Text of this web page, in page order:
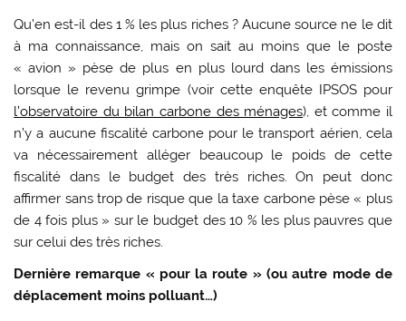
Qu’en est-il des 1 % les plus riches ? Aucune source ne le dit
à ma connaissance, mais on sait au moins que le poste
« avion » pèse de plus en plus lourd dans les émissions
lorsque le revenu grimpe (voir cette enquête IPSOS pour
l’observatoire du bilan carbone des ménages), et comme il
n’y a aucune fiscalité carbone pour le transport aérien, cela
va nécessairement alléger beaucoup le poids de cette
fiscalité dans le budget des très riches. On peut donc
affirmer sans trop de risque que la taxe carbone pèse « plus
de 4 fois plus » sur le budget des 10 % les plus pauvres que
sur celui des très riches.
Dernière remarque « pour la route » (ou autre mode de
déplacement moins polluant…)